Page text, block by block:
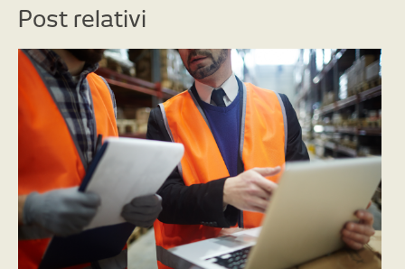
Post relativi